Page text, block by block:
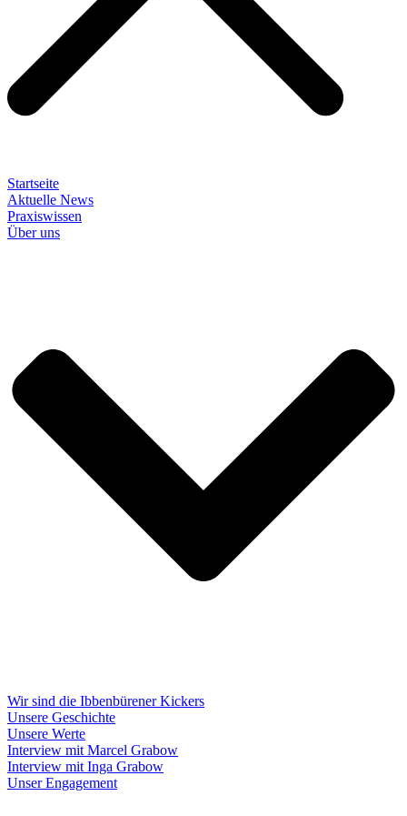
Startseite
Aktuelle News
Praxiswissen
Über uns
Wir sind die Ibbenbürener Kickers
Unsere Geschichte
Unsere Werte
Interview mit Marcel Grabow
Interview mit Inga Grabow
Unser Engagement